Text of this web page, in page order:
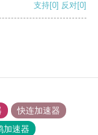
支持[0] 反对[0]
快连加速器
加速器